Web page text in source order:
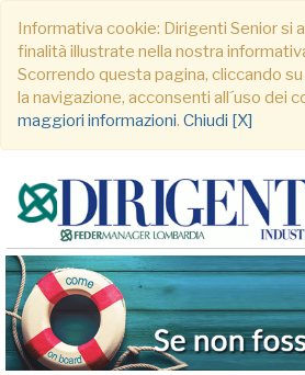
Informativa cookie: Dirigenti Senior si
finalità illustrate nella nostra
Scorrendo questa pagina, cliccando
la navigazione, acconsenti all´uso dei
maggiori informazioni. Chiudi [X]